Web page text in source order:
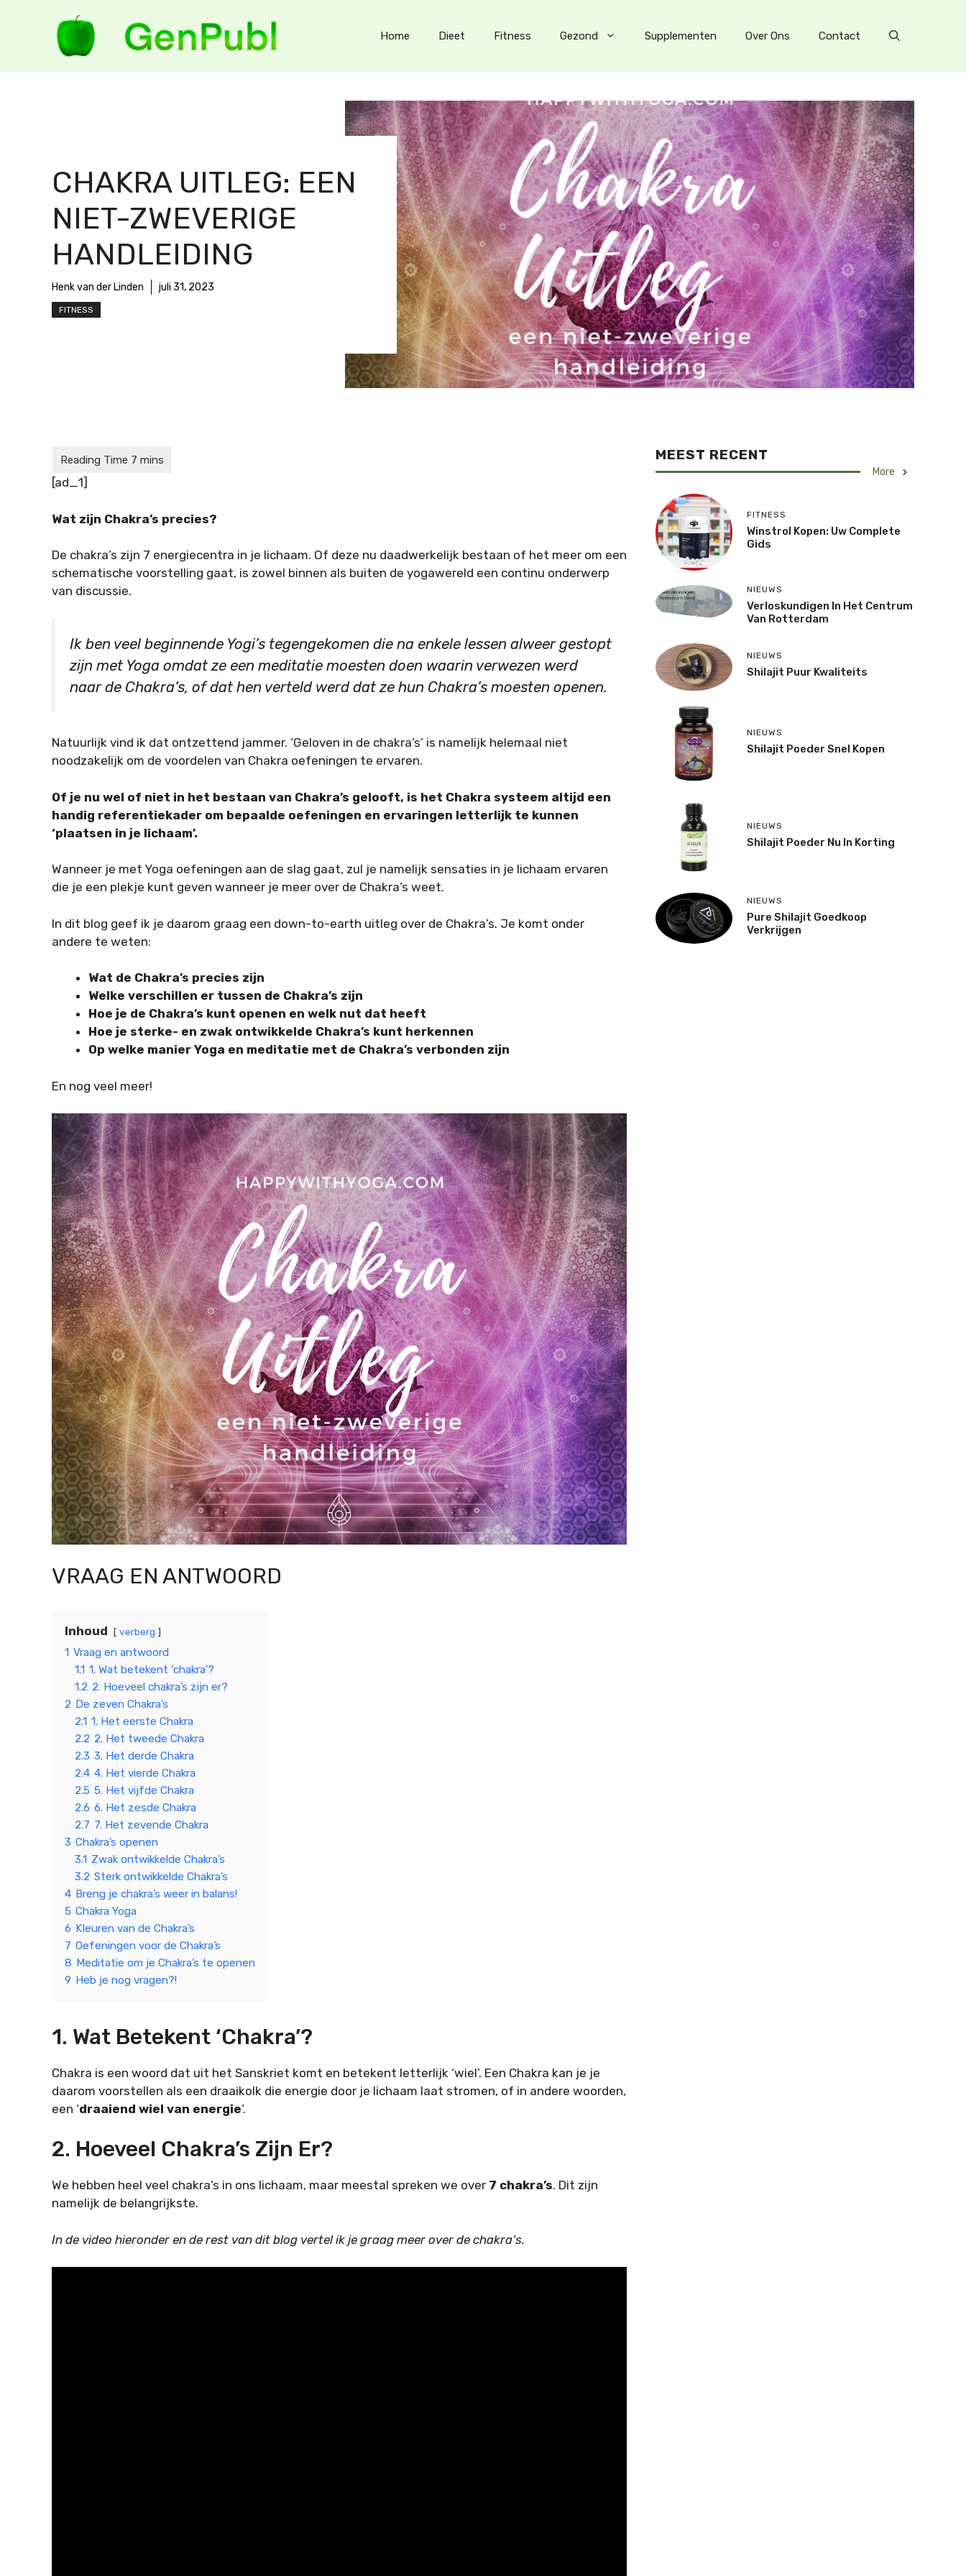
Home Dieet Fitness Gezond Supplementen Over Ons Contact
CHAKRA UITLEG: EEN
NIET-ZWEVERIGE
HANDLEIDING
Henk van der Linden juli 31, 2023
FITNESS
[ad_1]
Wat zijn Chakra’s precies?
De chakra’s zijn 7 energiecentra in je lichaam. Of deze nu daadwerkelijk bestaan of het meer om een
schematische voorstelling gaat, is zowel binnen als buiten de yogawereld een continu onderwerp
van discussie.
Ik ben veel beginnende Yogi’s tegengekomen die na enkele lessen alweer gestopt
zijn met Yoga omdat ze een meditatie moesten doen waarin verwezen werd
naar de Chakra’s, of dat hen verteld werd dat ze hun Chakra’s moesten openen.
Natuurlijk vind ik dat ontzettend jammer. ‘Geloven in de chakra’s’ is namelijk helemaal niet
noodzakelijk om de voordelen van Chakra oefeningen te ervaren.
Of je nu wel of niet in het bestaan van Chakra’s gelooft, is het Chakra systeem altijd een
handig referentiekader om bepaalde oefeningen en ervaringen letterlijk te kunnen
‘plaatsen in je lichaam’.
Wanneer je met Yoga oefeningen aan de slag gaat, zul je namelijk sensaties in je lichaam ervaren
die je een plekje kunt geven wanneer je meer over de Chakra’s weet.
In dit blog geef ik je daarom graag een down-to-earth uitleg over de Chakra’s. Je komt onder
andere te weten:
Wat de Chakra’s precies zijn
Welke verschillen er tussen de Chakra’s zijn
Hoe je de Chakra’s kunt openen en welk nut dat heeft
Hoe je sterke- en zwak ontwikkelde Chakra’s kunt herkennen
Op welke manier Yoga en meditatie met de Chakra’s verbonden zijn
En nog veel meer!
VRAAG EN ANTWOORD
Inhoud verberg
1 Vraag en antwoord
1.1 1. Wat betekent ‘chakra’?
1.2 2. Hoeveel chakra’s zijn er?
2 De zeven Chakra’s
2.1 1. Het eerste Chakra
2.2 2. Het tweede Chakra
2.3 3. Het derde Chakra
2.4 4. Het vierde Chakra
2.5 5. Het vijfde Chakra
2.6 6. Het zesde Chakra
2.7 7. Het zevende Chakra
3 Chakra’s openen
3.1 Zwak ontwikkelde Chakra’s
3.2 Sterk ontwikkelde Chakra’s
4 Breng je chakra’s weer in balans!
5 Chakra Yoga
6 Kleuren van de Chakra’s
7 Oefeningen voor de Chakra’s
8 Meditatie om je Chakra’s te openen
9 Heb je nog vragen?!
1. Wat Betekent ‘chakra’?
Chakra is een woord dat uit het Sanskriet komt en betekent letterlijk ‘wiel’. Een Chakra kan je je
daarom voorstellen als een draaikolk die energie door je lichaam laat stromen, of in andere woorden,
een ‘draaiend wiel van energie‘.
2. Hoeveel Chakra’s Zijn Er?
We hebben heel veel chakra’s in ons lichaam, maar meestal spreken we over 7 chakra’s. Dit zijn
namelijk de belangrijkste.
In de video hieronder en de rest van dit blog vertel ik je graag meer over de chakra’s.
MEEST RECENT
More
FITNESS
Winstrol Kopen: Uw Complete
Gids
NIEUWS
Verloskundigen In Het Centrum
Van Rotterdam
NIEUWS
Shilajit Puur Kwaliteits
NIEUWS
Shilajit Poeder Snel Kopen
NIEUWS
Shilajit Poeder Nu In Korting
NIEUWS
Pure Shilajit Goedkoop
Verkrijgen